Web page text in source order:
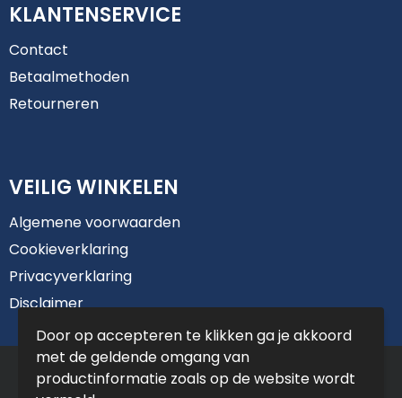
KLANTENSERVICE
Contact
Betaalmethoden
Retourneren
VEILIG WINKELEN
Algemene voorwaarden
Cookieverklaring
Privacyverklaring
Disclaimer
© Copyright De Jong Reclame 2025
Door op accepteren te klikken ga je akkoord
met de geldende omgang van
productinformatie zoals op de website wordt